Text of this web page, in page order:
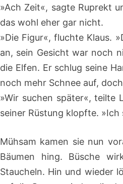
»Ach Zeit«, sagte Ruprekt
das wohl eher gar nicht.
»Die Figur«, fluchte Klaus.
an, sein Gesicht war noch
die Elfen. Er schlug seine
noch mehr Schnee auf,
»Wir suchen später«, teilte
seiner Rüstung klopfte. »Ich
Mühsam kamen sie nun
Bäumen hing. Büsche
Staucheln. Hin und wieder